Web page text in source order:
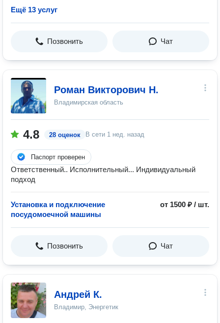
Ещё 13 услуг
Позвонить Чат
Роман Викторович Н.
Владимирская область
4.8 28 оценок В сети 1 нед. назад
Паспорт проверен
Ответственный.. Исполнительный... Индивидуальный
подход
Установка и подключение
посудомоечной машины
от 1500 ₽ / шт.
Позвонить Чат
Андрей К.
Владимир, Энергетик